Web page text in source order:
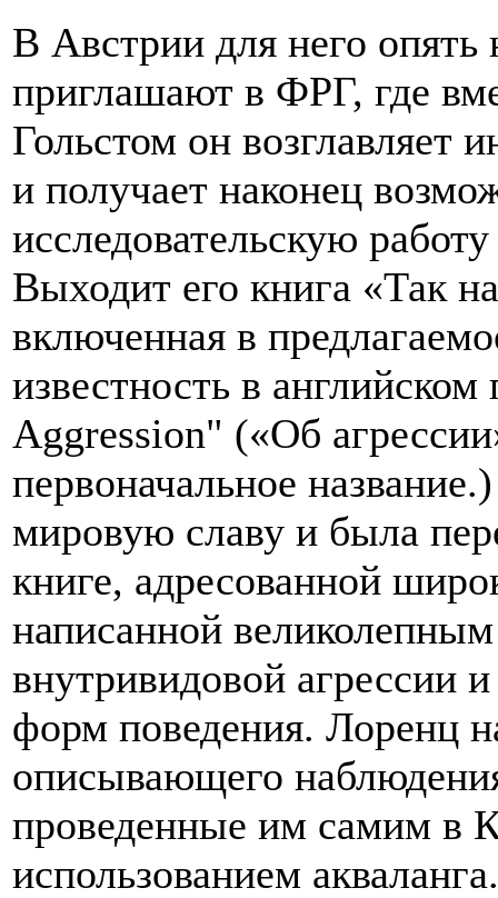
В Австрии для него опять
приглашают в ФРГ, где
Гольстом он возглавляет
и получает наконец
исследовательскую
Выходит его книга «Так
включенная в
известность в
Aggression" («Об
первоначальное
мировую славу и была
книге, адресованной
написанной
внутривидовой агрессии
форм поведения. Лоренц
описывающего
проведенные им самим в
использованием акваланга.